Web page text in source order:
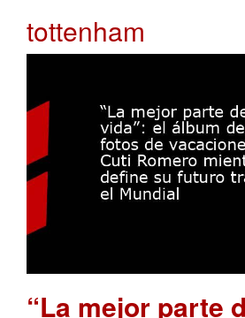
tottenham
“La mejor parte